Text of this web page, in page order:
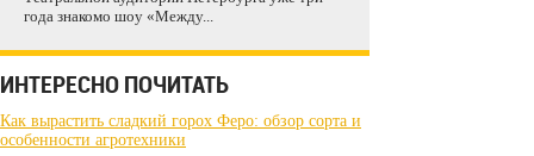
года знакомо шоу «Между...
ИНТЕРЕСНО ПОЧИТАТЬ
Как вырастить сладкий горох Феро: обзор сорта и
особенности агротехники